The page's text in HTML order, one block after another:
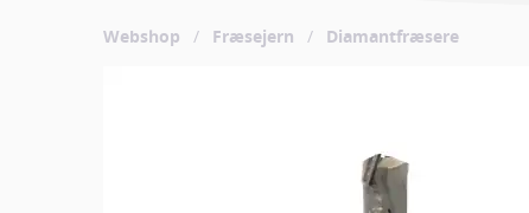
Webshop / Fræsejern / Diamantfræsere